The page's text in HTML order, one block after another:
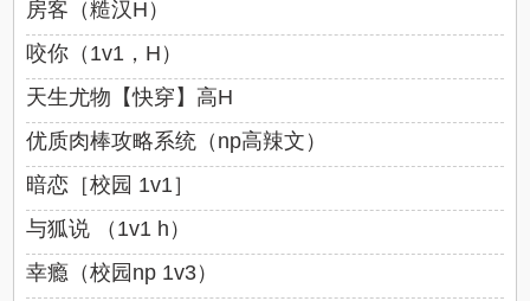
房客（糙汉H）
咬你（1v1，H）
天生尤物【快穿】高H
优质肉棒攻略系统（np高辣文）
暗恋［校园 1v1］
与狐说 （1v1 h）
幸瘾（校园np 1v3）